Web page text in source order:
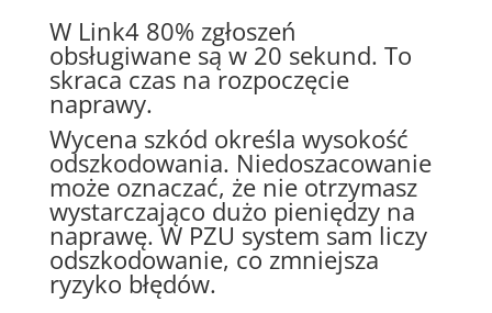
W Link4 80% zgłoszeń
obsługiwane są w 20 sekund. To
skraca czas na rozpoczęcie
naprawy.
Wycena szkód określa wysokość
odszkodowania. Niedoszacowanie
może oznaczać, że nie otrzymasz
wystarczająco dużo pieniędzy na
naprawę. W PZU system sam liczy
odszkodowanie, co zmniejsza
ryzyko błędów.